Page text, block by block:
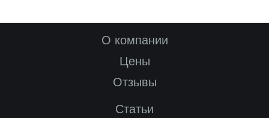
О компании
Цены
Отзывы
Статьи